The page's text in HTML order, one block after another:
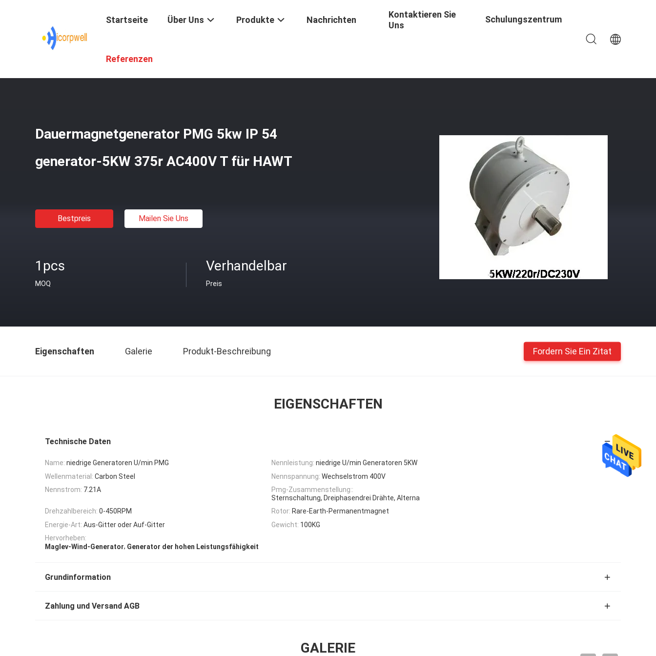
Startseite Über Uns Produkte Nachrichten
Kontaktieren Sie
Uns
Schulungszentrum
Referenzen
Dauermagnetgenerator PMG 5kw IP 54
generator-5KW 375r AC400V T für HAWT
Bestpreis Mailen Sie Uns
1pcs
MOQ
Verhandelbar
Preis
Eigenschaften Galerie Produkt-Beschreibung Fordern Sie Ein Zitat
EIGENSCHAFTEN
Technische Daten
Name: niedrige Generatoren U/min PMG Nennleistung: niedrige U/min Generatoren 5KW
Wellenmaterial: Carbon Steel Nennspannung: Wechselstrom 400V
Nennstrom: 7.21A
Pmg-Zusammenstellung::
Sternschaltung, Dreiphasendrei Drähte, Alterna
Drehzahlbereich: 0-450RPM Rotor: Rare-Earth-Permanentmagnet
Energie-Art: Aus-Gitter oder Auf-Gitter Gewicht: 100KG
Hervorheben:
Maglev-Wind-Generator, Generator der hohen Leistungsfähigkeit
Grundinformation
Zahlung und Versand AGB
GALERIE